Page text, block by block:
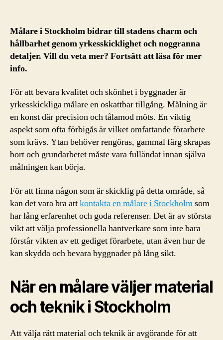
Målare i Stockholm bidrar till stadens charm och
hållbarhet genom yrkesskicklighet och noggranna
detaljer. Vill du veta mer? Fortsätt att läsa för mer
info.
För att bevara kvalitet och skönhet i byggnader är
yrkesskickliga målare en oskattbar tillgång. Målning är
en konst där precision och tålamod möts. En viktig
aspekt som ofta förbigås är vilket omfattande förarbete
som krävs. Ytan behöver rengöras, gammal färg skrapas
bort och grundarbetet måste vara fulländat innan själva
målningen kan börja.
För att finna någon som är skicklig på detta område, så
kan det vara bra attkontakta en målare i Stockholmsom
har lång erfarenhet och goda referenser. Det är av största
vikt att välja professionella hantverkare som inte bara
förstår vikten av ett gediget förarbete, utan även hur de
kan skydda och bevara byggnader på lång sikt.
När en målare väljer material
och teknik i Stockholm
Att välja rätt material och teknik är avgörande för att